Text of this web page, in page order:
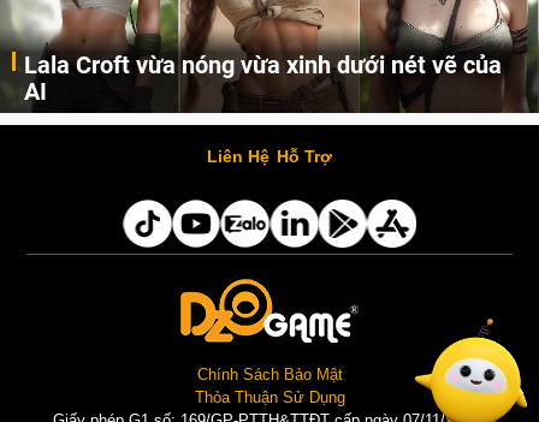
Lala Croft vừa nóng vừa xinh dưới nét vẽ của
AI
Cùng đến với những hình ảnh Lala Croft của Tomb Raider dưới nét vẽ của AI. Một cô nàng xinh đẹp, nóng bỏng nhưng cũng rắn rỏi và mạnh mẽ.
Liên Hệ Hỗ Trợ
Chính Sách Bảo Mật
Thỏa Thuận Sử Dụng